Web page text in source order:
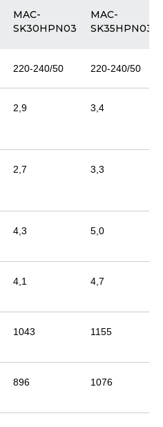
MAC-
SK30HPN03
MAC-
SK35HPN03
220-240/50 220-240/50
2,9 3,4
2,7 3,3
4,3 5,0
4,1 4,7
1043 1155
896 1076